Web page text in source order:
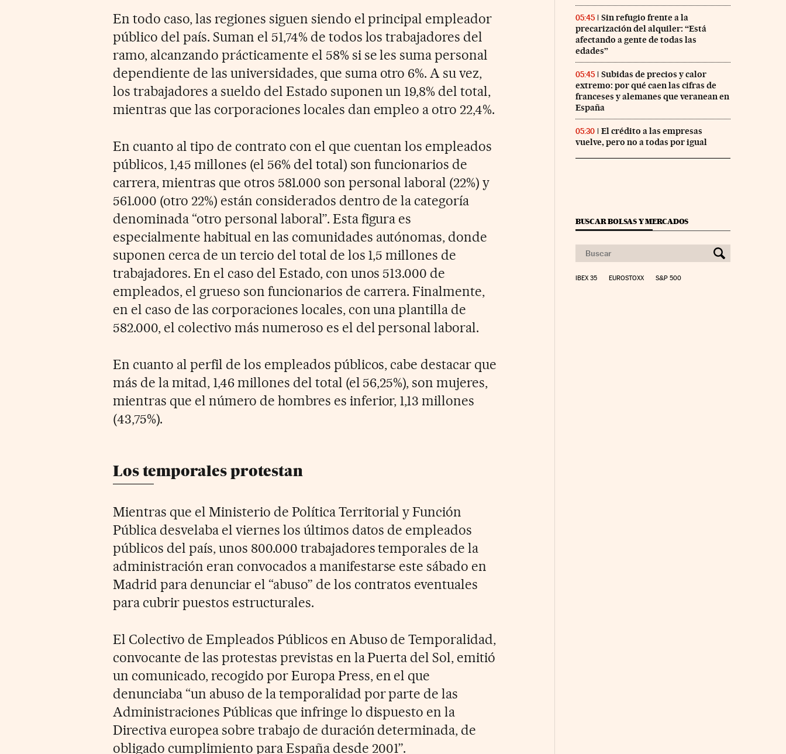
En todo caso, las regiones siguen siendo el principal empleador
público del país. Suman el 51,74% de todos los trabajadores del
ramo, alcanzando prácticamente el 58% si se les suma personal
dependiente de las universidades, que suma otro 6%. A su vez,
los trabajadores a sueldo del Estado suponen un 19,8% del total,
mientras que las corporaciones locales dan empleo a otro 22,4%.
En cuanto al tipo de contrato con el que cuentan los empleados
públicos, 1,45 millones (el 56% del total) son funcionarios de
carrera, mientras que otros 581.000 son personal laboral (22%) y
561.000 (otro 22%) están considerados dentro de la categoría
denominada “otro personal laboral”. Esta figura es
especialmente habitual en las comunidades autónomas, donde
suponen cerca de un tercio del total de los 1,5 millones de
trabajadores. En el caso del Estado, con unos 513.000 de
empleados, el grueso son funcionarios de carrera. Finalmente,
en el caso de las corporaciones locales, con una plantilla de
582.000, el colectivo más numeroso es el del personal laboral.
En cuanto al perfil de los empleados públicos, cabe destacar que
más de la mitad, 1,46 millones del total (el 56,25%), son mujeres,
mientras que el número de hombres es inferior, 1,13 millones
(43,75%).
Los temporales protestan
Mientras que el Ministerio de Política Territorial y Función
Pública desvelaba el viernes los últimos datos de empleados
públicos del país, unos 800.000 trabajadores temporales de la
administración eran convocados a manifestarse este sábado en
Madrid para denunciar el “abuso” de los contratos eventuales
para cubrir puestos estructurales.
El Colectivo de Empleados Públicos en Abuso de Temporalidad,
convocante de las protestas previstas en la Puerta del Sol, emitió
un comunicado, recogido por Europa Press, en el que
denunciaba “un abuso de la temporalidad por parte de las
Administraciones Públicas que infringe lo dispuesto en la
Directiva europea sobre trabajo de duración determinada, de
obligado cumplimiento para España desde 2001”.
05:45
Sin refugio frente a la
precarización del alquiler: “Está
afectando a gente de todas las
edades”
05:45
Subidas de precios y calor
extremo: por qué caen las cifras de
franceses y alemanes que veranean en
España
05:30
El crédito a las empresas
vuelve, pero no a todas por igual
BUSCAR BOLSAS Y MERCADOS
IBEX 35 EUROSTOXX S&P 500